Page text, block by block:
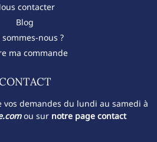
contacter
Blog
nous ?
ma commande
demandes du lundi au samedi à
ou sur notre page contact